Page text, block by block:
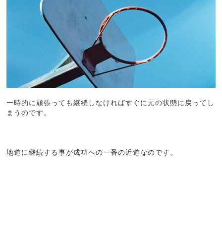
一時的に頑張っても継続しなければすぐに元の状態に戻ってし
まうのです。
地道に継続する事が成功への一番の近道なのです。